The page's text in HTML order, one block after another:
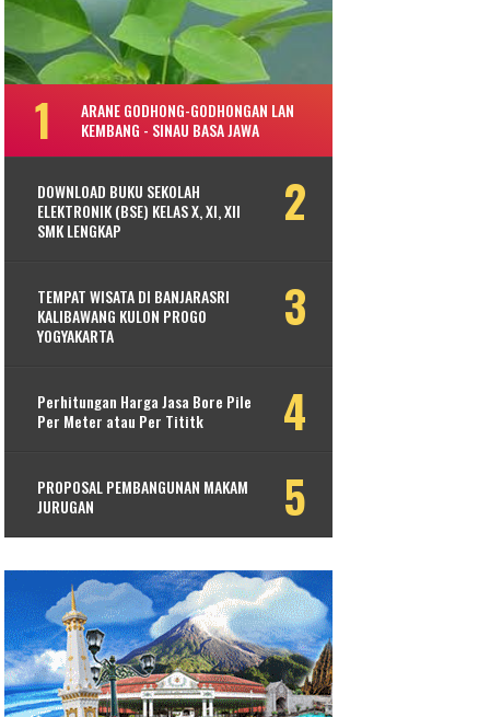
ARANE GODHONG-GODHONGAN LAN
KEMBANG - SINAU BASA JAWA
DOWNLOAD BUKU SEKOLAH
ELEKTRONIK (BSE) KELAS X, XI, XII
SMK LENGKAP
TEMPAT WISATA DI BANJARASRI
KALIBAWANG KULON PROGO
YOGYAKARTA
Perhitungan Harga Jasa Bore Pile
Per Meter atau Per Tititk
PROPOSAL PEMBANGUNAN MAKAM
JURUGAN